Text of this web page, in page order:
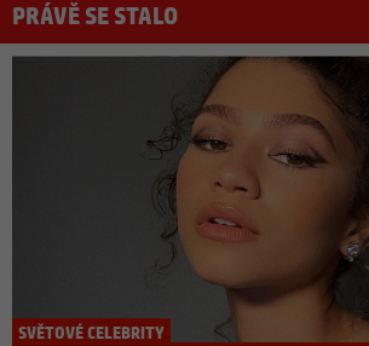
PRÁVĚ SE STALO
SVĚTOVÉ CELEBRITY